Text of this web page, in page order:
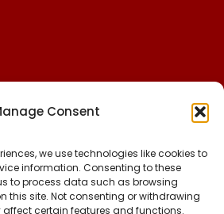
Consent
we use technologies like cookies to
information. Consenting to these
to process data such as browsing
this site. Not consenting or withdrawing
certain features and functions.